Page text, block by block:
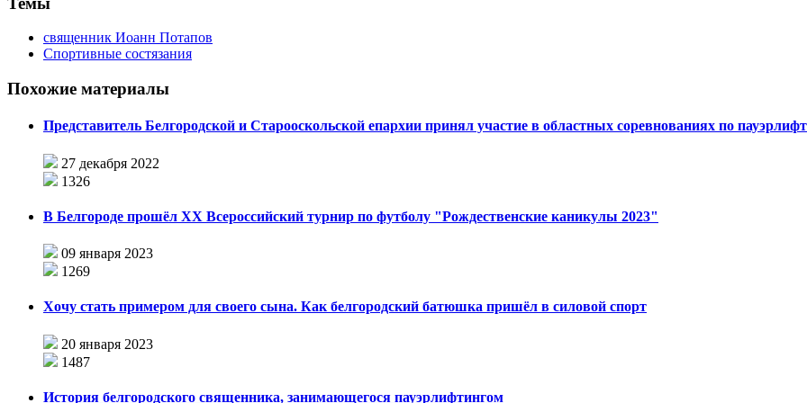
священник Иоанн Потапов
Спортивные состязания
Похожие материалы
Представитель Белгородской и Старооскольской епархии принял участие в областных соревнованиях по
27 декабря 2022
1326
В Белгороде прошёл ХХ Всероссийский турнир по футболу "Рождественские каникулы 2023"
09 января 2023
1269
Хочу стать примером для своего сына. Как белгородский батюшка пришёл в силовой спорт
20 января 2023
1487
История белгородского священника, занимающегося пауэрлифтингом